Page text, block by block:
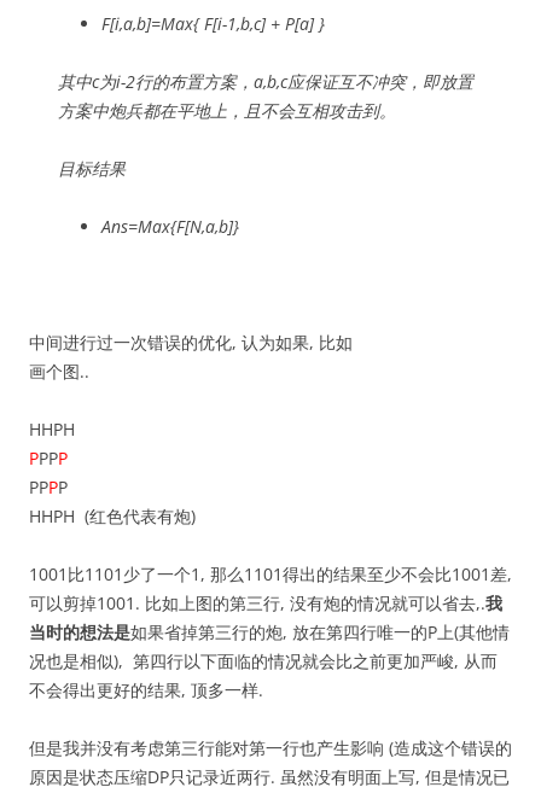
F[i,a,b]=Max{ F[i-1,b,c] + P[a] }
其中c为i-2行的布置方案，a,b,c应保证互不冲突，即放置
方案中炮兵都在平地上，且不会互相攻击到。
目标结果
Ans=Max{F[N,a,b]}
中间进行过一次错误的优化, 认为如果, 比如
画个图..
HHPH
PPPP
PPPP
HHPH (红色代表有炮)
1001比1101少了一个1, 那么1101得出的结果至少不会比1001差,
可以剪掉1001. 比如上图的第三行, 没有炮的情况就可以省去,.我
当时的想法是如果省掉第三行的炮, 放在第四行唯一的P上(其他情
况也是相似), 第四行以下面临的情况就会比之前更加严峻, 从而
不会得出更好的结果, 顶多一样.
但是我并没有考虑第三行能对第一行也产生影响 (造成这个错误的
原因是状态压缩DP只记录近两行. 虽然没有明面上写, 但是情况已